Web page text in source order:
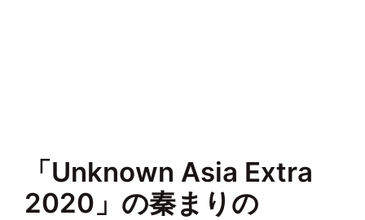
「Unknown Asia Extra
2020」の秦まりの